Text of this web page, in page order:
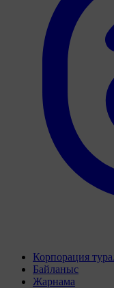
Корпорация
Байланыс
Жарнама